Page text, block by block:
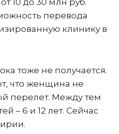
10 до 30 млн руб.
перевода
клинику в
тоже не получается.
что женщина не
перелет. Между тем
– 6 и 12 лет. Сейчас